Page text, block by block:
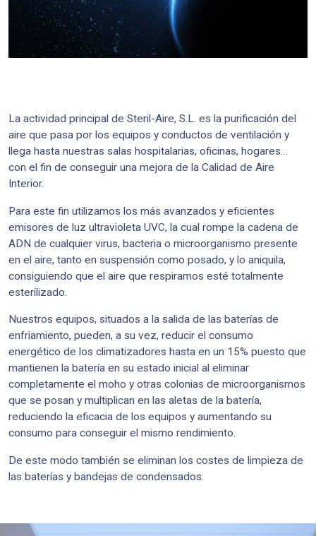
La actividad principal de Steril-Aire, S.L. es la purificación del
aire que pasa por los equipos y conductos de ventilación y
llega hasta nuestras salas hospitalarias, oficinas, hogares…
con el fin de conseguir una mejora de la Calidad de Aire
Interior.
Para este fin utilizamos los más avanzados y eficientes
emisores de luz ultravioleta UVC, la cual rompe la cadena de
ADN de cualquier virus, bacteria o microorganismo presente
en el aire, tanto en suspensión como posado, y lo aniquila,
consiguiendo que el aire que respiramos esté totalmente
esterilizado.
Nuestros equipos, situados a la salida de las baterías de
enfriamiento, pueden, a su vez, reducir el consumo
energético de los climatizadores hasta en un 15% puesto que
mantienen la batería en su estado inicial al eliminar
completamente el moho y otras colonias de microorganismos
que se posan y multiplican en las aletas de la batería,
reduciendo la eficacia de los equipos y aumentando su
consumo para conseguir el mismo rendimiento.
De este modo también se eliminan los costes de limpieza de
las baterías y bandejas de condensados.